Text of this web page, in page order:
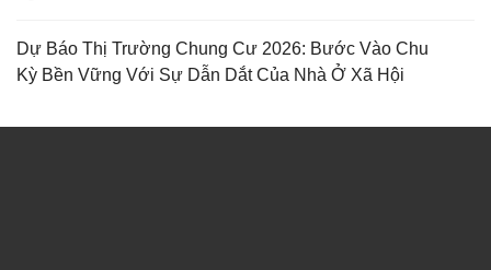
Dự Báo Thị Trường Chung Cư 2026: Bước Vào Chu
Kỳ Bền Vững Với Sự Dẫn Dắt Của Nhà Ở Xã Hội